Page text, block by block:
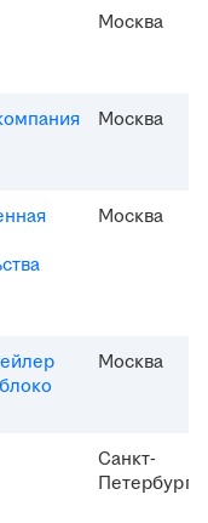
Москва
Москва
Москва
Москва
Санкт-
Петербург